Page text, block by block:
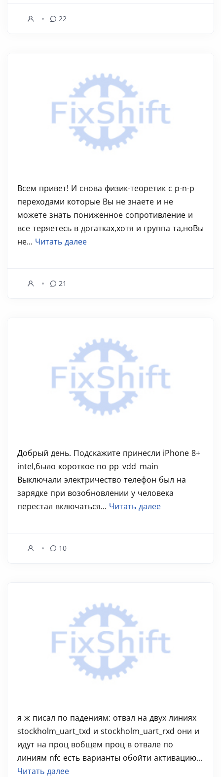
22
Всем привет! И снова физик-теоретик с p-n-p
переходами которые Вы не знаете и не
можете знать пониженное сопротивление и
все теряетесь в догатках,хотя и группа та,ноВы
не... Читать далее
21
Добрый день. Подскажите принесли iPhone 8+
intel,было короткое по pp_vdd_main
Выключали электричество телефон был на
зарядке при возобновлении у человека
перестал включаться... Читать далее
10
я ж писал по падениям: отвал на двух линиях
stockholm_uart_txd и stockholm_uart_rxd они и
идут на проц вобщем проц в отвале по
линиям nfc есть варианты обойти активацию...
Читать далее